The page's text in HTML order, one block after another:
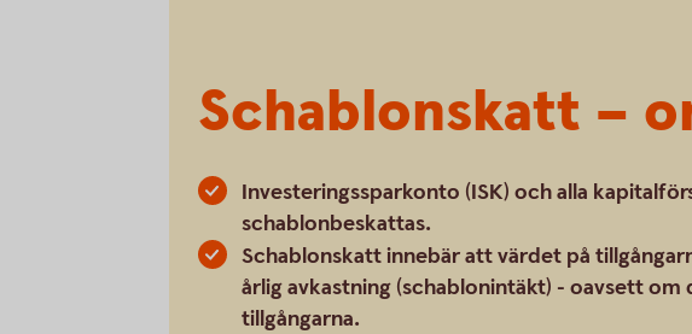
Schablonskatt –
Investeringssparkonto (ISK) och alla
schablonbeskattas.
Schablonskatt innebär att värdet på
årlig avkastning (schablonintäkt) - oavsett
tillgångarna.